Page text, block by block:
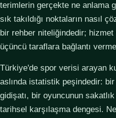
terimlerin gerçekte ne anlama
sık takıldığı noktaların nasıl
bir rehber niteliğindedir; hizmet
üçüncü taraflara bağlantı
Türkiye'de spor verisi arayan
aslında istatistik peşindedir:
gidişatı, bir oyuncunun
tarihsel karşılaşma dengesi.